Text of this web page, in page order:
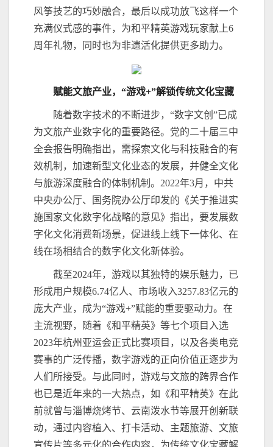
风筝技艺的巧妙融合，最后以成功放飞这样一个
充满仪式感的事件，为和平精英游戏玩家献上6
周年礼物，同时也为非遗活化提供更多助力。
赋能文旅产业，“游戏+”解锁传统文化宝藏
随着数字技术的不断进步，“数字文创”已成
为文旅产业数字化的重要路径。党的二十届三中
全会报告明确指出，需探索文化与科技融合的有
效机制，加速新型文化业态的发展，并健全文化
与旅游深度融合的体制机制。2022年3月， 中共
中央办公厅、国务院办公厅印发的《关于推进实
施国家文化数字化战略的意见》指出，要发展数
字化文化消费新场景，促进线上线下一体化、在
线在场相结合的数字化文化新体验。
截至2024年，游戏以其独特的娱乐魅力，已
形成用户规模6.74亿人、市场收入3257.83亿元的
庞大产业，成为“游戏+”赋能的重要驱动力。在
主流视野，随着《和平精英》等七个项目入选
2023年杭州亚运会正式比赛项目，以及各类电竞
赛事的广泛传播，数字游戏的正向价值正逐步为
人们所接受。与此同时，游戏与文旅的跨界合作
也已是近年来的一大热点，如《和平精英》在此
前就曾与淄博烧烤节、云南泼水节等展开创新联
动，通过内容植入、打卡活动、主题旅游、文旅
宣传片等多元化的合作内容，为传统文化宝藏解